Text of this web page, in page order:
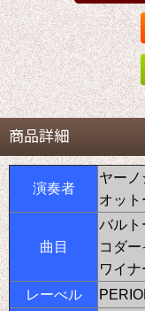
商品詳細
演奏者
ヤーノ
オット
曲目
バルト
コダ
ワイ
レーべル